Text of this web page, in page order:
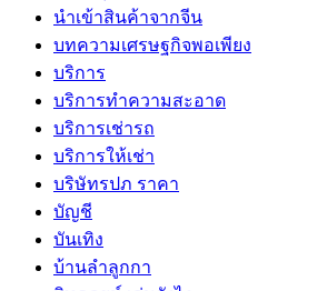
นำเข้าสินค้าจากจีน
บทความเศรษฐกิจพอเพียง
บริการ
บริการทำความสะอาด
บริการเช่ารถ
บริการให้เช่า
บริษัทรปภ ราคา
บัญชี
บันเทิง
บ้านลำลูกกา